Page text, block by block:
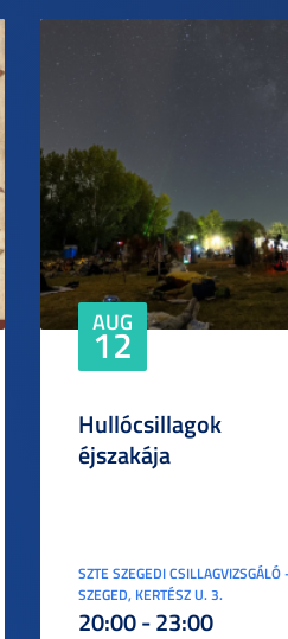
AUG
12
Hullócsillagok
éjszakája
SZTE SZEGEDI CSILLAGVIZSGÁLÓ
SZEGED, KERTÉSZ U. 3.
20:00 - 23:00